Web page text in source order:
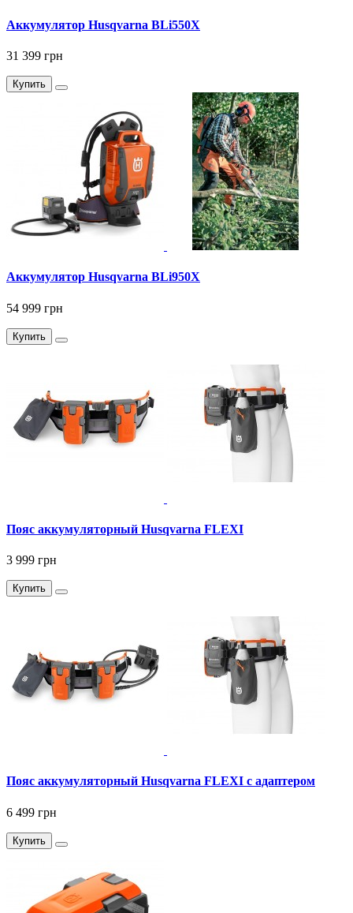
Аккумулятор Husqvarna BLi550X
31 399 грн
Купить
Аккумулятор Husqvarna BLi950X
54 999 грн
Купить
Пояс аккумуляторный Husqvarna FLEXI
3 999 грн
Купить
Пояс аккумуляторный Husqvarna FLEXI с адаптером
6 499 грн
Купить